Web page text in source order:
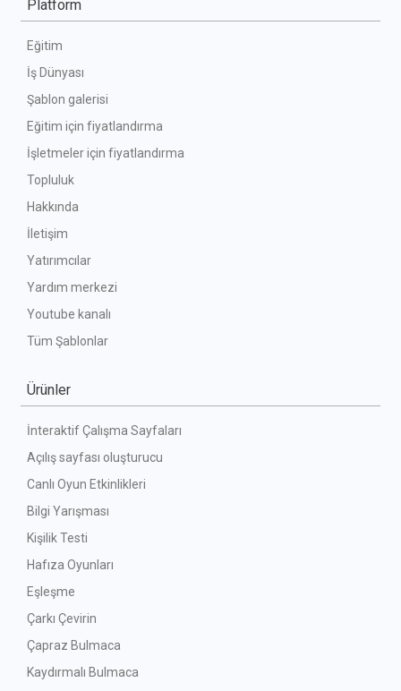
Platform
Eğitim
İş Dünyası
Şablon galerisi
Eğitim için fiyatlandırma
İşletmeler için fiyatlandırma
Topluluk
Hakkında
İletişim
Yatırımcılar
Yardım merkezi
Youtube kanalı
Tüm Şablonlar
Ürünler
İnteraktif Çalışma Sayfaları
Açılış sayfası oluşturucu
Canlı Oyun Etkinlikleri
Bilgi Yarışması
Kişilik Testi
Hafıza Oyunları
Eşleşme
Çarkı Çevirin
Çapraz Bulmaca
Kaydırmalı Bulmaca